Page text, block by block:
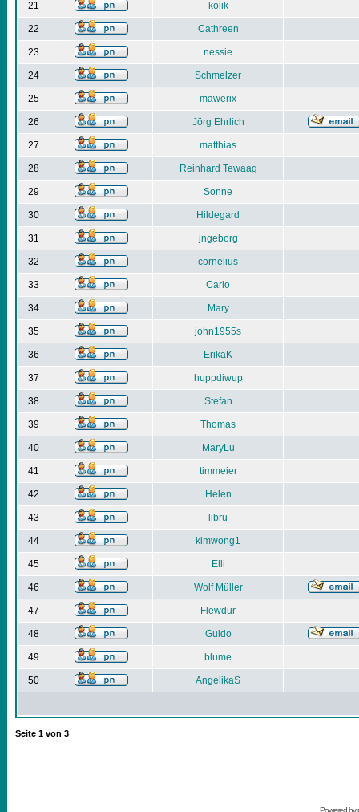
21 kolik
22 Cathreen
23 nessie
24 Schmelzer
25 mawerix
26 Jörg Ehrlich
27 matthias
28 Reinhard Tewaag
29 Sonne
30 Hildegard
31 jngeborg
32 cornelius
33 Carlo
34 Mary
35 john1955s
36 ErikaK
37 huppdiwup
38 Stefan
39 Thomas
40 MaryLu
41 timmeier
42 Helen
43 libru
44 kimwong1
45 Elli
46 Wolf Müller
47 Flewdur
48 Guido
49 blume
50 AngelikaS
Seite 1 von 3
Powered by